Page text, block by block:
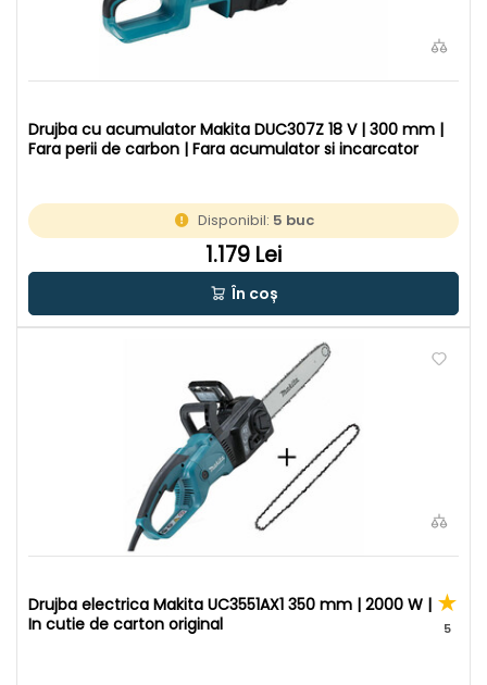
Drujba cu acumulator Makita DUC307Z 18 V | 300 mm |
Fara perii de carbon | Fara acumulator si incarcator
Disponibil: 5 buc
1.179 Lei
În coș
Drujba electrica Makita UC3551AX1 350 mm | 2000 W |
In cutie de carton original
5